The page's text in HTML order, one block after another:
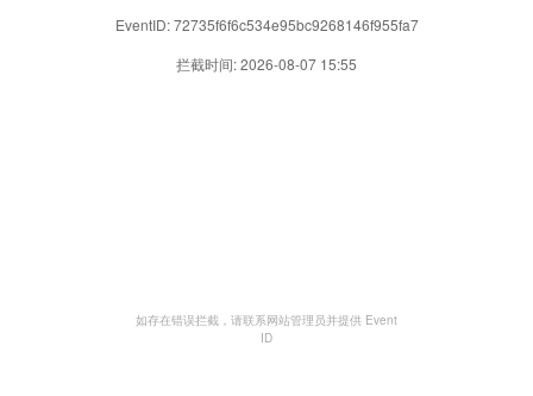
EventID: 72735f6f6c534e95bc9268146f955fa7
拦截时间: 2026-08-07 15:55
如存在错误拦截，请联系网站管理员并提供 Event
ID